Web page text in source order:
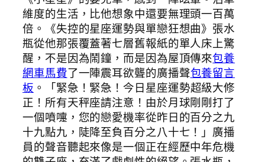
維度的生活，比他想象中還要無理頭一百萬
倍。《失控的星座運勢與單戀狂想曲》張水
瓶從他那張覆蓋著七層舊報紙的單人床上驚
醒，不是因為鬧鐘，而是因為屋頂傳來包養
網車馬費了一陣震耳欲聾的廣播聲包養留言
板 。「緊急！緊急！今日星座運勢超級大修
正！所有天秤座請注意！由於月球剛剛打了
一個噴嚏，您的戀愛機率從昨日的百分之九
十九點九，陡降至負百分之八十七！」廣播
員的聲音聽起來像是一個正在經歷中年危機